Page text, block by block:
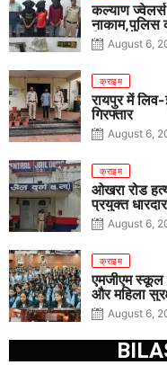
कल्याण
नाकाम,पुलिस
पिस्टल,
August 6,
क्राइम
रायपुर में
गिरफ्तार
August 6,
क्राइम
ओखरा रोड
प्रयुक्त
August 6,
क्राइम
एमजीएम स्कूल
और महिला
August 6,